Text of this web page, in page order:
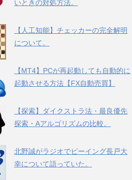
いときの対処方法。
【人工知能】チェッカーの完全解明
について。
【MT4】PCが再起動しても自動的に
起動させる方法【FX自動売買】
【探索】ダイクストラ法・最良優先
探索・Aアルゴリズムの比較。
北野誠がラジオでビーイング長戸大
幸について語っていた。